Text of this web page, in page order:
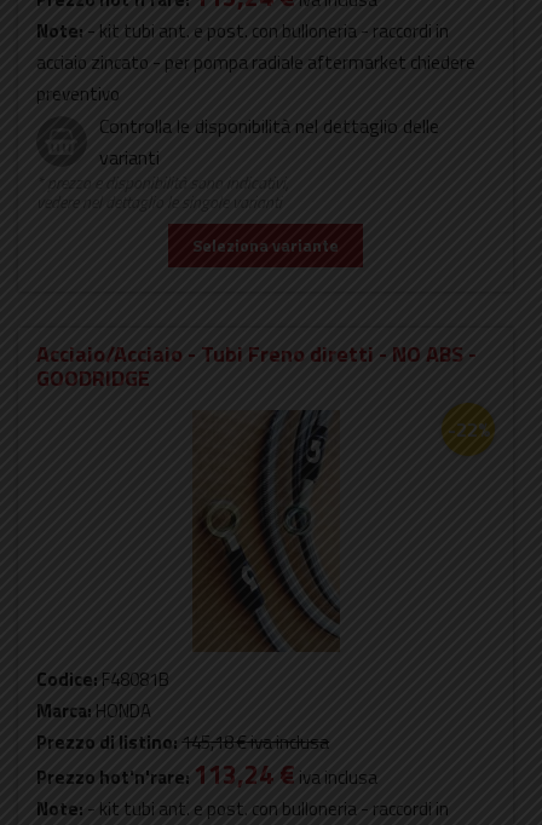
Note: - kit tubi ant. e post. con bulloneria - raccordi in
acciaio zincato - per pompa radiale aftermarket chiedere
preventivo
Controlla le disponibilità nel dettaglio delle
varianti
* prezzo e disponibilità sono indicativi,
vedere nel dettaglio le singole varianti
Seleziona variante
Acciaio/Acciaio - Tubi Freno diretti - NO ABS -
GOODRIDGE
-22%
Codice: F48081B
Marca: HONDA
Prezzo di listino:145,18 €iva inclusa
Prezzo hot'n'rare: 113,24 € iva inclusa
Note: - kit tubi ant. e post. con bulloneria - raccordi in